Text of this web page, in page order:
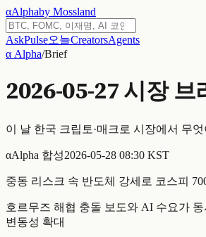
αAlphaby Mossland
AskPulse오늘CreatorsAgents
α Alpha/Brief
2026-05-27시장 브
이 날 한국 크립토·매크로 시장에서 무
αAlpha 합성2026-05-28 08:30 KST
중동 리스크 속 반도체 강세로 코스피
호르무즈 해협 충돌 보도와 AI 수요가
변동성 확대